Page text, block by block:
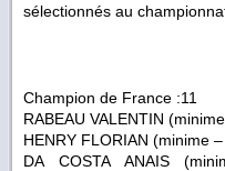
sélectionnés au
Champion de France :11
RABEAU VALENTIN
HENRY FLORIAN (minime
DA COSTA ANAIS